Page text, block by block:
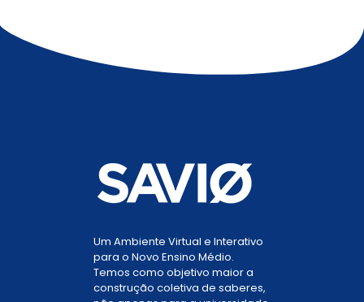
Um Ambiente Virtual e Interativo
para o Novo Ensino Médio.
Temos como objetivo maior a
construção coletiva de saberes,